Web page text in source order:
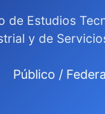
de Estudios
y de
Público /